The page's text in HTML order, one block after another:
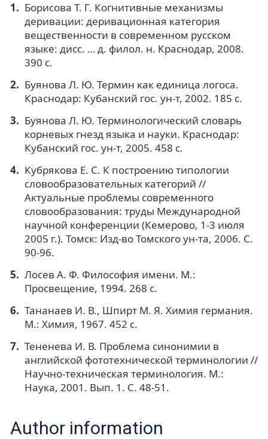
Борисова Т. Г. Когнитивные механизмы
деривации: деривационная категория
вещественности в современном русском
языке: дисс. … д. филол. н. Краснодар, 2008.
390 с.
Буянова Л. Ю. Термин как единица логоса.
Краснодар: Кубанский гос. ун-т, 2002. 185 с.
Буянова Л. Ю. Терминологический словарь
корневых гнезд языка и науки. Краснодар:
Кубанский гос. ун-т, 2005. 458 с.
Кубрякова Е. С. К построению типологии
словообразовательных категорий //
Актуальные проблемы современного
словообразования: труды Международной
научной конференции (Кемерово, 1-3 июля
2005 г.). Томск: Изд-во Томского ун-та, 2006. С.
90-96.
Лосев А. Ф. Философия имени. М.:
Просвещение, 1994. 268 с.
Тананаев И. В., Шпирт М. Я. Химия германия.
М.: Химия, 1967. 452 с.
Тененева И. В. Проблема синонимии в
английской фототехнической терминологии //
Научно-техническая терминология. М.:
Наука, 2001. Вып. 1. С. 48-51.
Author information